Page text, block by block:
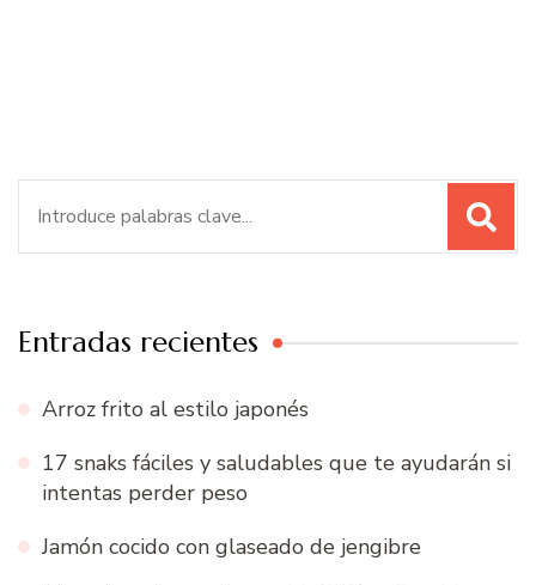
Entradas recientes
Arroz frito al estilo japonés
17 snaks fáciles y saludables que te ayudarán si
intentas perder peso
Jamón cocido con glaseado de jengibre